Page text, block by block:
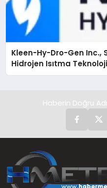
Kleen-Hy-Dro-Gen Inc.,
Hidrojen Isıtma
Düzenleyici Onaylarını
Haberin Doğru